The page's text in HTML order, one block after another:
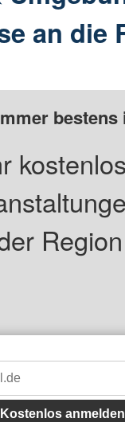
an die
Kostenlos anmelden